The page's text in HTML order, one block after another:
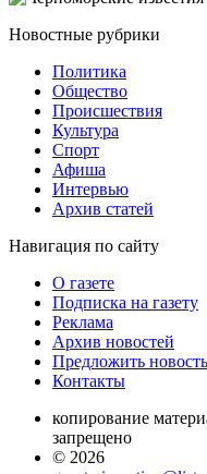
Новостные рубрики
Политика
Общество
Проиcшествия
Культура
Спорт
Афиша
Интервью
Архив статей
Навигация по сайту
О газете
Подписка на газету
Реклама
Архив новостей
Предложить новость
Контакты
копирование
запрещено
© 2026